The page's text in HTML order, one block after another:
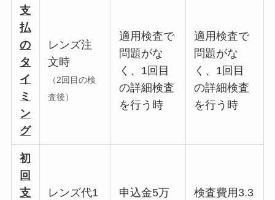
支
払
の
タ
イ
ミ
ン
グ
レンズ注
文時
（2回目の検
査後）
適用検査で
問題がな
く、1回目
の詳細検査
を行う時
適用検査で
問題がな
く、1回目
の詳細検査
を行う時
初
回
支
レンズ代1
申込金5万
検査費用3.3